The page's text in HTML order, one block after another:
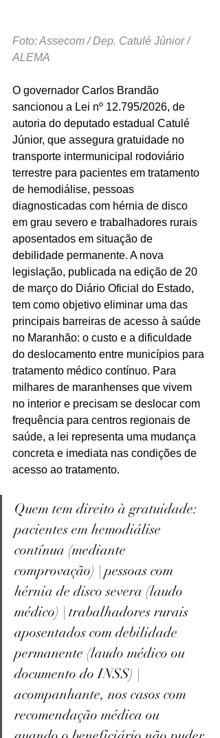
Foto: Assecom / Dep. Catulé Júnior /
ALEMA
O governador Carlos Brandão
sancionou a Lei nº 12.795/2026, de
autoria do deputado estadual Catulé
Júnior, que assegura gratuidade no
transporte intermunicipal rodoviário
terrestre para pacientes em tratamento
de hemodiálise, pessoas
diagnosticadas com hérnia de disco
em grau severo e trabalhadores rurais
aposentados em situação de
debilidade permanente. A nova
legislação, publicada na edição de 20
de março do Diário Oficial do Estado,
tem como objetivo eliminar uma das
principais barreiras de acesso à saúde
no Maranhão: o custo e a dificuldade
do deslocamento entre municípios para
tratamento médico contínuo. Para
milhares de maranhenses que vivem
no interior e precisam se deslocar com
frequência para centros regionais de
saúde, a lei representa uma mudança
concreta e imediata nas condições de
acesso ao tratamento.
Quem tem direito à gratuidade:
pacientes em hemodiálise
contínua (mediante
comprovação) | pessoas com
hérnia de disco severa (laudo
médico) | trabalhadores rurais
aposentados com debilidade
permanente (laudo médico ou
documento do INSS) |
acompanhante, nos casos com
recomendação médica ou